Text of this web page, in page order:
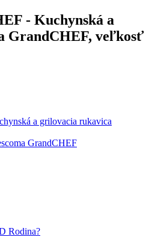
- Kuchynská a
GrandCHEF, veľkosť
Rodina?